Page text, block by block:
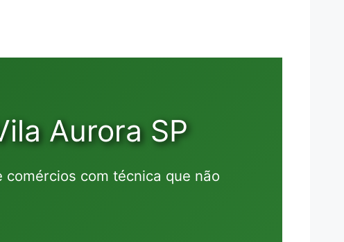
Aurora SP
comércios com técnica que não